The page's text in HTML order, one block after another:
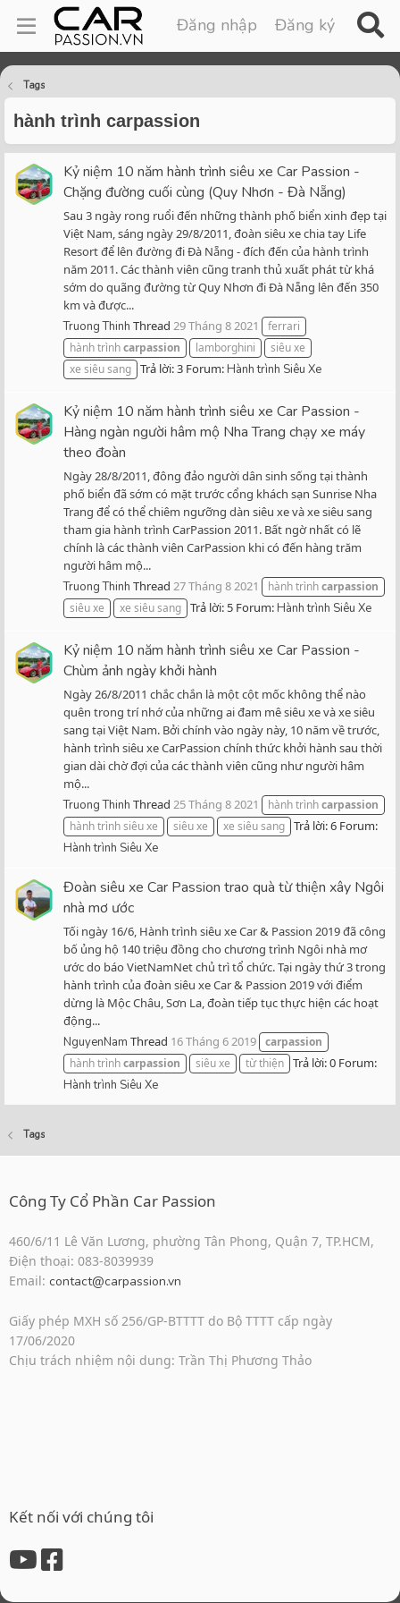
Đăng nhập Đăng ký
Tags
hành trình carpassion
Kỷ niệm 10 năm hành trình siêu xe Car Passion -
Chặng đường cuối cùng (Quy Nhơn - Đà Nẵng)
Sau 3 ngày rong ruổi đến những thành phố biển xinh đẹp tại
Việt Nam, sáng ngày 29/8/2011, đoàn siêu xe chia tay Life
Resort để lên đường đi Đà Nẵng - đích đến của hành trình
năm 2011. Các thành viên cũng tranh thủ xuất phát từ khá
sớm do quãng đường từ Quy Nhơn đi Đà Nẵng lên đến 350
km và được...
Truong Thinh Thread 29 Tháng 8 2021
ferrari
hành trìnhcarpassion lamborghini
siêu xe
xe siêu sang Trả lời: 3 Forum:Hành trình Siêu Xe
Kỷ niệm 10 năm hành trình siêu xe Car Passion -
Hàng ngàn người hâm mộ Nha Trang chạy xe máy
theo đoàn
Ngày 28/8/2011, đông đảo người dân sinh sống tại thành
phố biển đã sớm có mặt trước cổng khách sạn Sunrise Nha
Trang để có thể chiêm ngưỡng dàn siêu xe và xe siêu sang
tham gia hành trình CarPassion 2011. Bất ngờ nhất có lẽ
chính là các thành viên CarPassion khi có đến hàng trăm
người hâm mộ...
Truong Thinh Thread 27 Tháng 8 2021 hành trìnhcarpassion
siêu xe
xe siêu sang Trả lời: 5 Forum:Hành trình Siêu Xe
Kỷ niệm 10 năm hành trình siêu xe Car Passion -
Chùm ảnh ngày khởi hành
Ngày 26/8/2011 chắc chắn là một cột mốc không thể nào
quên trong trí nhớ của những ai đam mê siêu xe và xe siêu
sang tại Việt Nam. Bởi chính vào ngày này, 10 năm về trước,
hành trình siêu xe CarPassion chính thức khởi hành sau thời
gian dài chờ đợi của các thành viên cũng như người hâm
mộ...
Truong Thinh Thread 25 Tháng 8 2021 hành trìnhcarpassion
hành trình siêu xe
siêu xe xe siêu sang Trả lời: 6 Forum:
Hành trình Siêu Xe
Đoàn siêu xe Car Passion trao quà từ thiện xây Ngôi
nhà mơ ước
Tối ngày 16/6, Hành trình siêu xe Car & Passion 2019 đã công
bố ủng hộ 140 triệu đồng cho chương trình Ngôi nhà mơ
ước do báo VietNamNet chủ trì tổ chức. Tại ngày thứ 3 trong
hành trình của đoàn siêu xe Car & Passion 2019 với điểm
dừng là Mộc Châu, Sơn La, đoàn tiếp tục thực hiện các hoạt
động...
NguyenNam Thread 16 Tháng 6 2019 carpassion
hành trìnhcarpassion siêu xe từ thiện Trả lời: 0 Forum:
Hành trình Siêu Xe
Tags
Công Ty Cổ Phần Car Passion
460/6/11 Lê Văn Lương, phường Tân Phong, Quận 7, TP.HCM,
Điện thoại: 083-8039939
Email: contact@carpassion.vn
Giấy phép MXH số 256/GP-BTTTT do Bộ TTTT cấp ngày
17/06/2020
Chịu trách nhiệm nội dung: Trần Thị Phương Thảo
Kết nối với chúng tôi